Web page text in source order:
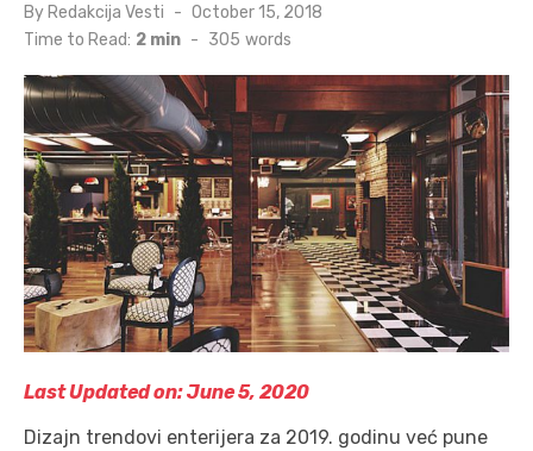
By Redakcija Vesti
Posted
October 15, 2018
Time to Read: 2 min - 305 words
Last Updated on: June 5, 2020
Dizajn trendovi enterijera za 2019. godinu već pune